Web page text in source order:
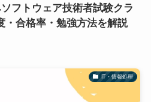
フトウェア技術者試験クラ
・合格率・勉強方法を解説
IT・情報処理